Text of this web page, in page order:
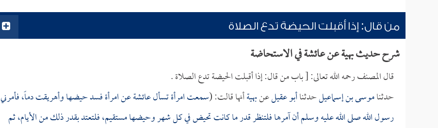
من قال: إذا أقبلت الحيضة تدع الصلاة
شرح حديث بهية عن عائشة في الاستحاضة
قال المصنف رحمه الله تعالى: [ باب من قال: إذا أقبلت الحيضة تدع الصلاة .
حدثناموسى بن إسماعيلحدثناأبو عقيلعنبهيةأنها قالت: (سمعت امرأة تسألعائشةعن امرأة فسد حيضها وأهريقت دماً، فأمرني
رسول الله صلى الله عليه وسلم أن آمرها فلتنظر قدر ما كانت تحيض في كل شهر وحيضها مستقيم، فلتعتد بقدر ذلك من الأيام، ثم